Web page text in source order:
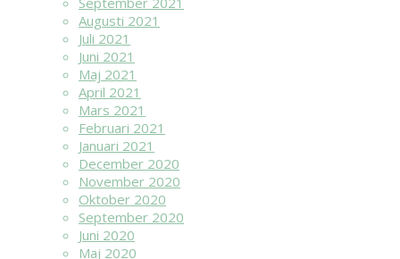
Augusti 2021
Juli 2021
Juni 2021
Maj 2021
April 2021
Mars 2021
Februari 2021
Januari 2021
December 2020
November 2020
Oktober 2020
September 2020
Juni 2020
Maj 2020